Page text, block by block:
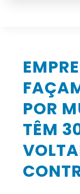
POR
TÊM